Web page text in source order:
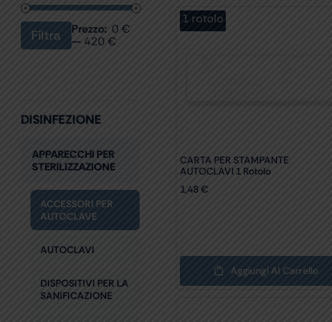
Prezzo
Min
Prezzo
Max
Filtra Prezzo: 0 €
— 420 €
DISINFEZIONE
APPARECCHI PER
STERILIZZAZIONE
ACCESSORI PER
AUTOCLAVE
AUTOCLAVI
DISPOSITIVI PER LA
SANIFICAZIONE
1 rotolo
CARTA PER STAMPANTE
AUTOCLAVI 1 Rotolo
1,48 €
Aggiungi Al Carrello